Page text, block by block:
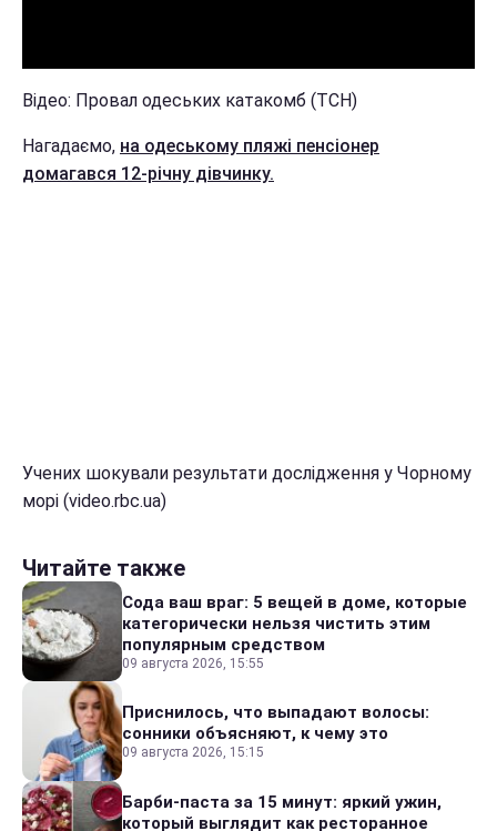
Відео: Провал одеських катакомб (ТСН)
Нагадаємо, на одеському пляжі пенсіонер
домагався 12-річну дівчинку.
Учених шокували результати дослідження у Чорному
морі (video.rbc.ua)
Читайте также
Сода ваш враг: 5 вещей в доме, которые
категорически нельзя чистить этим
популярным средством
09 августа 2026, 15:55
Приснилось, что выпадают волосы:
сонники объясняют, к чему это
09 августа 2026, 15:15
Барби-паста за 15 минут: яркий ужин,
который выглядит как ресторанное